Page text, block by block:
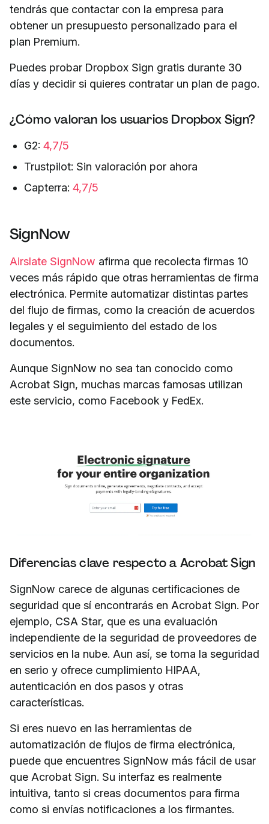
tendrás que contactar con la empresa para
obtener un presupuesto personalizado para el
plan Premium.
Puedes probar Dropbox Sign gratis durante 30
días y decidir si quieres contratar un plan de pago.
¿Cómo valoran los usuarios Dropbox Sign?
G2: 4,7/5
Trustpilot: Sin valoración por ahora
Capterra: 4,7/5
SignNow
Airslate SignNow afirma que recolecta firmas 10
veces más rápido que otras herramientas de firma
electrónica. Permite automatizar distintas partes
del flujo de firmas, como la creación de acuerdos
legales y el seguimiento del estado de los
documentos.
Aunque SignNow no sea tan conocido como
Acrobat Sign, muchas marcas famosas utilizan
este servicio, como Facebook y FedEx.
Diferencias clave respecto a Acrobat Sign
SignNow carece de algunas certificaciones de
seguridad que sí encontrarás en Acrobat Sign. Por
ejemplo, CSA Star, que es una evaluación
independiente de la seguridad de proveedores de
servicios en la nube. Aun así, se toma la seguridad
en serio y ofrece cumplimiento HIPAA,
autenticación en dos pasos y otras
características.
Si eres nuevo en las herramientas de
automatización de flujos de firma electrónica,
puede que encuentres SignNow más fácil de usar
que Acrobat Sign. Su interfaz es realmente
intuitiva, tanto si creas documentos para firma
como si envías notificaciones a los firmantes.